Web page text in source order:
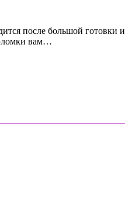
после большой готовки
вам…